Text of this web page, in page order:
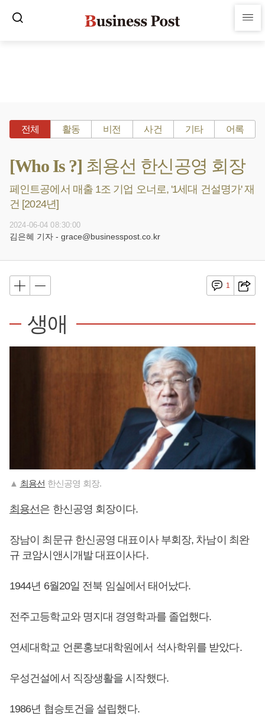
전체 활동 비전 사건 기타 어록
[Who Is ?] 최용선 한신공영 회장
페인트공에서 매출 1조 기업 오너로, '1세대 건설명가' 재
건 [2024년]
2024-06-04 08:30:00
김은혜 기자 - grace@businesspost.co.kr
1
생애
▲ 최용선 한신공영 회장.
최용선은 한신공영 회장이다.
장남이 최문규 한신공영 대표이사 부회장, 차남이 최완
규 코암시앤시개발 대표이사다.
1944년 6월20일 전북 임실에서 태어났다.
전주고등학교와 명지대 경영학과를 졸업했다.
연세대학교 언론홍보대학원에서 석사학위를 받았다.
우성건설에서 직장생활을 시작했다.
1986년 협승토건을 설립했다.